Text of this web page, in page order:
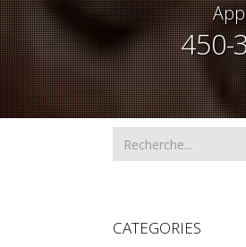
450-
CATEGORIES